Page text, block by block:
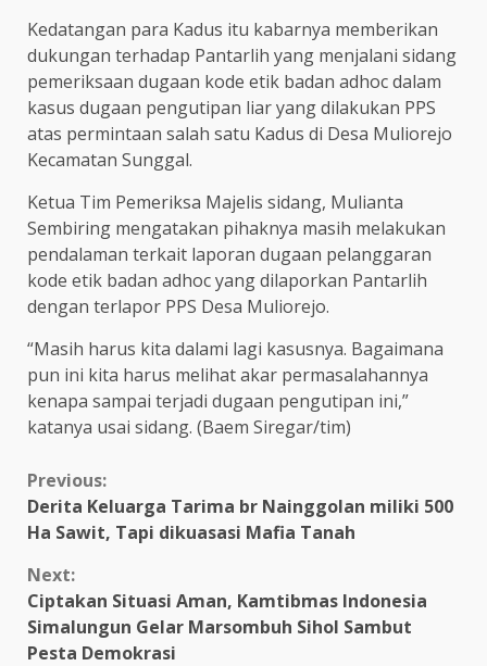
Kedatangan para Kadus itu kabarnya memberikan
dukungan terhadap Pantarlih yang menjalani sidang
pemeriksaan dugaan kode etik badan adhoc dalam
kasus dugaan pengutipan liar yang dilakukan PPS
atas permintaan salah satu Kadus di Desa Muliorejo
Kecamatan Sunggal.
Ketua Tim Pemeriksa Majelis sidang, Mulianta
Sembiring mengatakan pihaknya masih melakukan
pendalaman terkait laporan dugaan pelanggaran
kode etik badan adhoc yang dilaporkan Pantarlih
dengan terlapor PPS Desa Muliorejo.
“Masih harus kita dalami lagi kasusnya. Bagaimana
pun ini kita harus melihat akar permasalahannya
kenapa sampai terjadi dugaan pengutipan ini,”
katanya usai sidang. (Baem Siregar/tim)
Continue
Reading
Previous:
Derita Keluarga Tarima br Nainggolan miliki 500
Ha Sawit, Tapi dikuasasi Mafia Tanah
Next:
Ciptakan Situasi Aman, Kamtibmas Indonesia
Simalungun Gelar Marsombuh Sihol Sambut
Pesta Demokrasi